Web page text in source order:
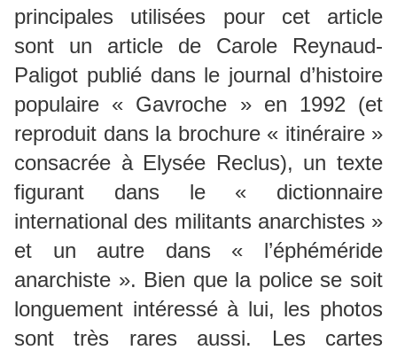
principales utilisées pour cet article
sont un article de Carole Reynaud-
Paligot publié dans le journal d’histoire
populaire « Gavroche » en 1992 (et
reproduit dans la brochure « itinéraire »
consacrée à Elysée Reclus), un texte
figurant dans le « dictionnaire
international des militants anarchistes »
et un autre dans « l’éphéméride
anarchiste ». Bien que la police se soit
longuement intéressé à lui, les photos
sont très rares aussi. Les cartes